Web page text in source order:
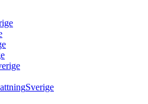
Sverige